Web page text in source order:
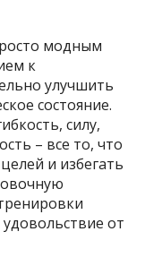
модным
к
улучшить
состояние.
силу,
– все то, что
и избегать
от